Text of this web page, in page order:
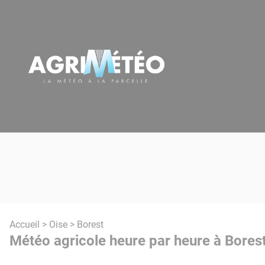
Accueil > Oise > Borest
Météo agricole heure par heure à